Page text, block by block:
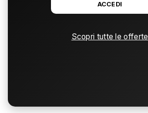
ACCEDI
Scopri tutte le offerte